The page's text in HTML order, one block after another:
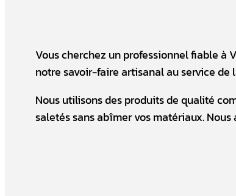
Vous cherchez un professionnel fiable à
notre savoir-faire artisanal au service
Nous utilisons des produits de qualité
saletés sans abîmer vos matériaux.